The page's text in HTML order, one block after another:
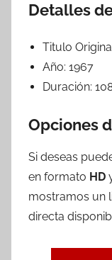
Detalles
Titulo
Año: 1967
Duración:
Opciones
Si deseas
en formato HD
mostramos un
directa